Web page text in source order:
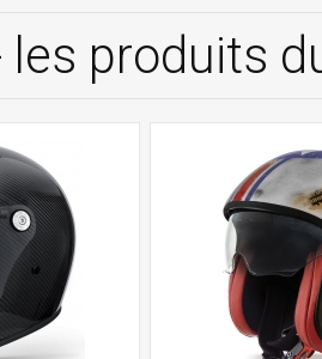
les produits